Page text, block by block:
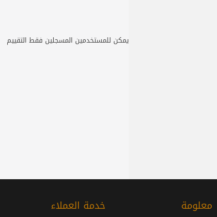
يمكن للمستخدمين المسجلين فقط التقييم
معلومة خدمة العملاء